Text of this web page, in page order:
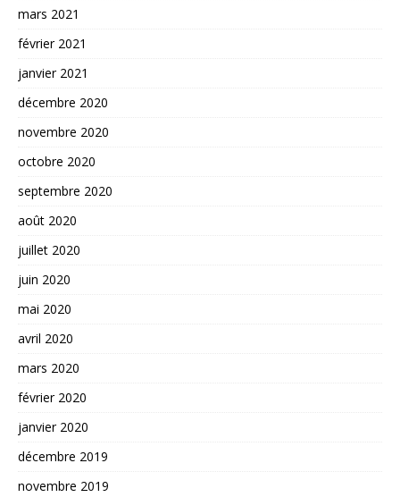
mars 2021
février 2021
janvier 2021
décembre 2020
novembre 2020
octobre 2020
septembre 2020
août 2020
juillet 2020
juin 2020
mai 2020
avril 2020
mars 2020
février 2020
janvier 2020
décembre 2019
novembre 2019